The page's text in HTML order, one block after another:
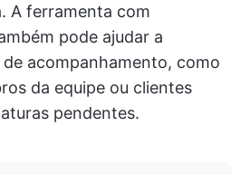
A ferramenta com
pode ajudar a
acompanhamento, como
da equipe ou clientes
pendentes.